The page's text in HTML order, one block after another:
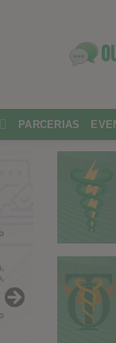
PARCERIAS